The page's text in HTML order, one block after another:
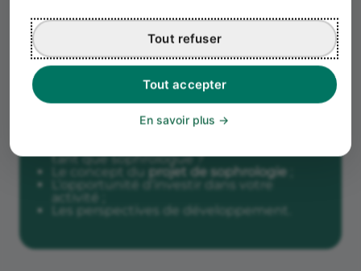
Tout accepter
Tout refuser
En savoir plus
sophrologiedans les grandes lignes. C’est
l’
executive summary
qui permet d’estimer
le potentiel commercial et donne envie de
lire la suite du business plan.
En 2 pages maximum, l’executive summary
présente :
Le sophrologue et son équipe. Vos
tant que sophrologue ?
Le concept du projet de sophrologie
L’opportunité d’investir dans votre
activité ;
Les perspectives de développement.